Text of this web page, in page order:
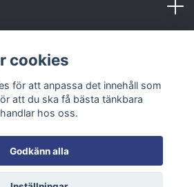
Smålandsbädden
cookies
för att anpassa det innehåll som
att du ska få bästa tänkbara
hos oss.
Godkänn alla